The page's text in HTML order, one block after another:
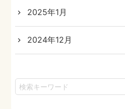
2025年1月
2024年12月